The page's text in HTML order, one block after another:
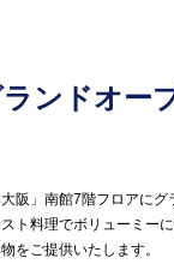
ンドオー
」南館7階フロアにグ
料理でボリューミー
をご提供いたします。